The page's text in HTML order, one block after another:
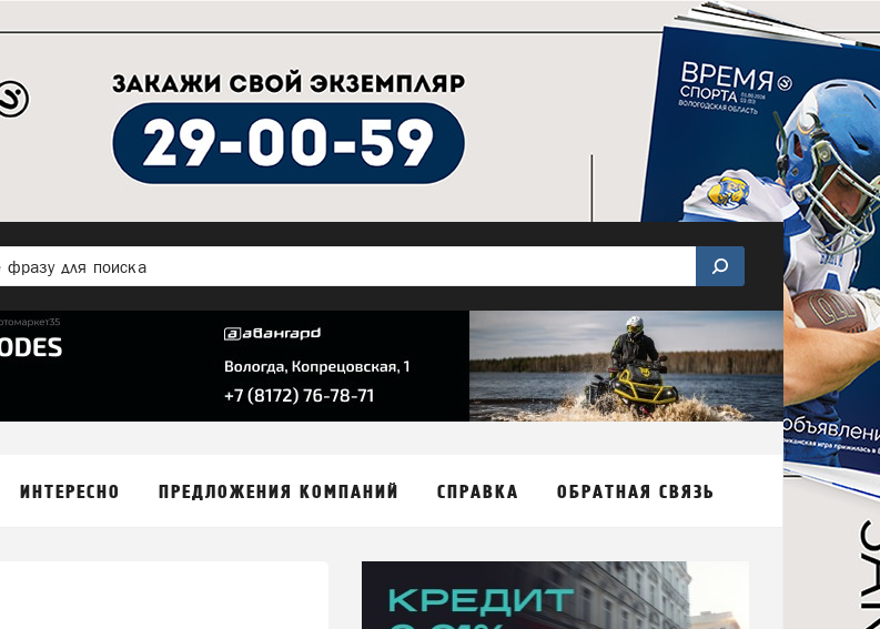
ИНТЕРЕСНО ПРЕДЛОЖЕНИЯ КОМПАНИЙ СПРАВКА ОБРАТНАЯ СВЯЗЬ